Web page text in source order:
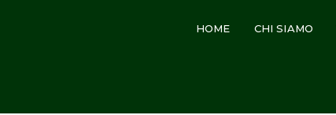
HOME CHI SIAMO